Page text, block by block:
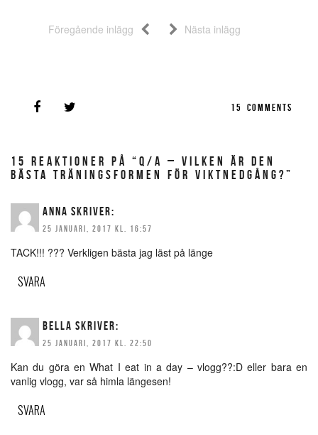
Föregående inlägg Nästa inlägg
15 COMMENTS
15 REAKTIONER PÅ “Q/A – VILKEN ÄR DEN
BÄSTA TRÄNINGSFORMEN FÖR VIKTNEDGÅNG?”
ANNA SKRIVER:
25 JANUARI, 2017 KL. 16:57
TACK!!! ??? Verkligen bästa jag läst på länge
SVARA
BELLA SKRIVER:
25 JANUARI, 2017 KL. 22:50
Kan du göra en What I eat in a day – vlogg??:D eller bara en
vanlig vlogg, var så himla längesen!
SVARA